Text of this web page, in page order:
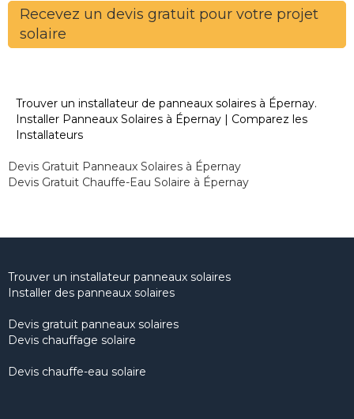
Recevez un devis gratuit pour votre projet
solaire
Trouver un installateur de panneaux solaires à Épernay.
Installer Panneaux Solaires à Épernay | Comparez les
Installateurs
Devis Gratuit Panneaux Solaires à Épernay
Devis Gratuit Chauffe-Eau Solaire à Épernay
Trouver un installateur panneaux solaires
Installer des panneaux solaires
Devis gratuit panneaux solaires
Devis chauffage solaire
Devis chauffe-eau solaire